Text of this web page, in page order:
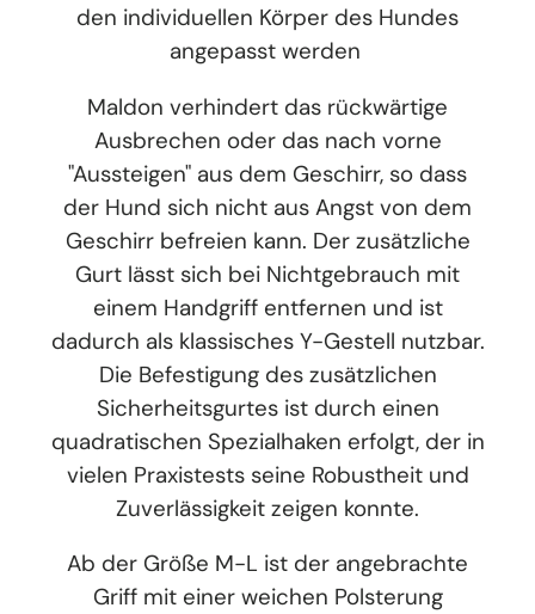
den individuellen Körper des Hundes
angepasst werden
Maldon verhindert das rückwärtige
Ausbrechen oder das nach vorne
"Aussteigen" aus dem Geschirr, so dass
der Hund sich nicht aus Angst von dem
Geschirr befreien kann. Der zusätzliche
Gurt lässt sich bei Nichtgebrauch mit
einem Handgriff entfernen und ist
dadurch als klassisches Y-Gestell nutzbar.
Die Befestigung des zusätzlichen
Sicherheitsgurtes ist durch einen
quadratischen Spezialhaken erfolgt, der in
vielen Praxistests seine Robustheit und
Zuverlässigkeit zeigen konnte.
Ab der Größe M-L ist der angebrachte
Griff mit einer weichen Polsterung